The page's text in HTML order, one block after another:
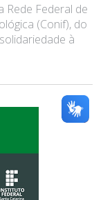
Rede Federal de
(Conif), do
à